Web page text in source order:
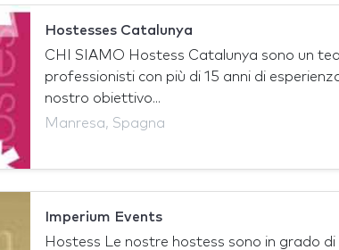
Hostesses Catalunya
CHI SIAMO Hostess Catalunya sono un
professionisti con più di 15 anni di
nostro obiettivo...
Manresa, Spagna
Imperium Events
Hostess Le nostre hostess sono in grado di